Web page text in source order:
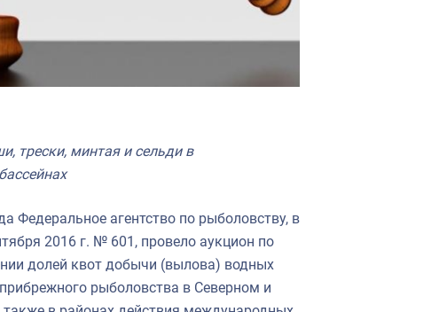
трески, минтая и сельди в
Федеральное агентство по рыболовству, в
2016 г. № 601, провело аукцион по
долей квот добычи (вылова) водных
рыболовства в Северном и